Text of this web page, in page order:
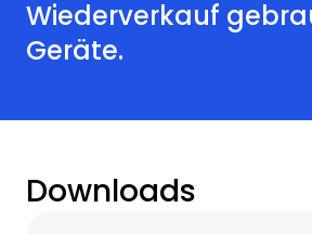
Wiederverkauf
Geräte.
Downloads